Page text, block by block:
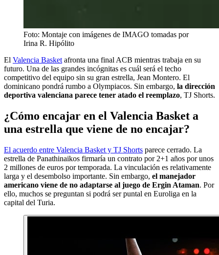
Foto: Montaje con imágenes de IMAGO tomadas por
Irina R. Hipólito
El Valencia Basket afronta una final ACB mientras trabaja en su
futuro. Una de las grandes incógnitas es cuál será el techo
competitivo del equipo sin su gran estrella, Jean Montero. El
dominicano pondrá rumbo a Olympiacos. Sin embargo, la dirección
deportiva valenciana parece tener atado el reemplazo, TJ Shorts.
¿Cómo encajar en el Valencia Basket a
una estrella que viene de no encajar?
El acuerdo entre Valencia Basket y TJ Shorts parece cerrado. La
estrella de Panathinaikos firmaría un contrato por 2+1 años por unos
2 millones de euros por temporada. La vinculación es relativamente
larga y el desembolso importante. Sin embargo, el manejador
americano viene de no adaptarse al juego de Ergin Ataman. Por
ello, muchos se preguntan si podrá ser puntal en Euroliga en la
capital del Turia.